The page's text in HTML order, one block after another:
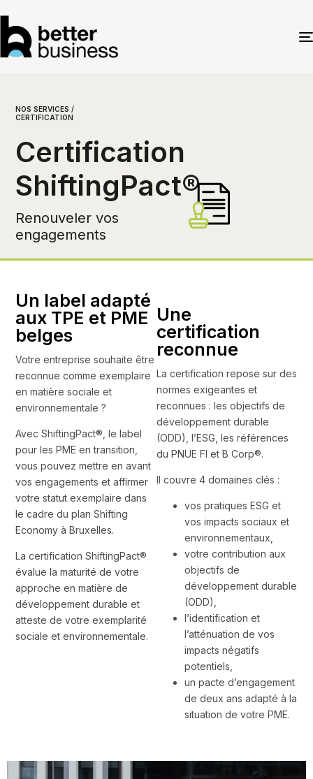
NOS SERVICES /
CERTIFICATION
Certification
ShiftingPact®
Renouveler vos
engagements
Un label adapté
aux TPE et PME
belges
Votre entreprise souhaite être
reconnue comme exemplaire
en matière sociale et
environnementale ?
Avec ShiftingPact®, le label
pour les PME en transition,
vous pouvez mettre en avant
vos engagements et affirmer
votre statut exemplaire dans
le cadre du plan Shifting
Economy à Bruxelles.
La certification ShiftingPact®
évalue la maturité de votre
approche en matière de
développement durable et
atteste de votre exemplarité
sociale et environnementale.
Une
certification
reconnue
La certification repose sur des
normes exigeantes et
reconnues : les objectifs de
développement durable
(ODD), l’ESG, les références
du PNUE FI et B Corp®.
Il couvre 4 domaines clés :
vos pratiques ESG et
vos impacts sociaux et
environnementaux,
votre contribution aux
objectifs de
développement durable
(ODD),
l’identification et
l’atténuation de vos
impacts négatifs
potentiels,
un pacte d’engagement
de deux ans adapté à la
situation de votre PME.